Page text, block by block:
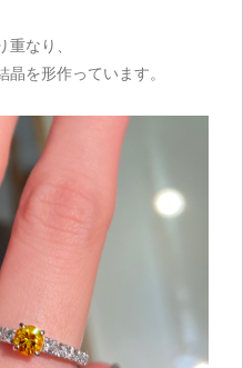
重なり、
を形作っています。
見る
続ける